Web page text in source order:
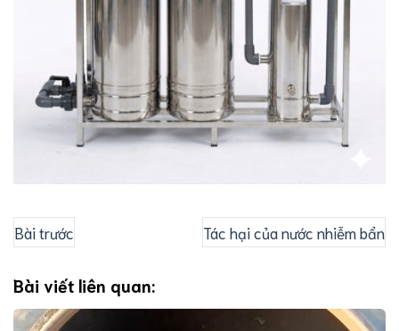
Bài trước Tác hại của nước nhiễm bẩn
Bài viết liên quan: